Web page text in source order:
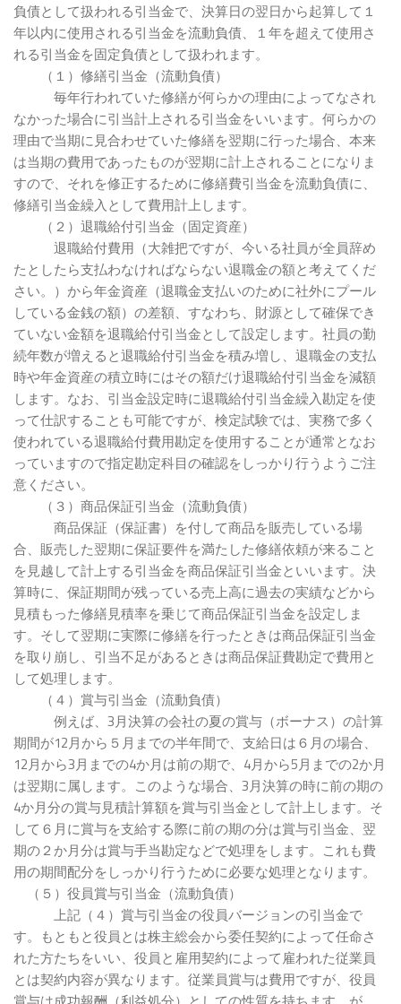
負債として扱われる引当金で、決算日の翌日から起算して１
年以内に使用される引当金を流動負債、１年を超えて使用さ
れる引当金を固定負債として扱われます。
（１）修繕引当金（流動負債）
毎年行われていた修繕が何らかの理由によってなされ
なかった場合に引当計上される引当金をいいます。何らかの
理由で当期に見合わせていた修繕を翌期に行った場合、本来
は当期の費用であったものが翌期に計上されることになりま
すので、それを修正するために修繕費引当金を流動負債に、
修繕引当金繰入として費用計上します。
（２）退職給付引当金（固定資産）
退職給付費用（大雑把ですが、今いる社員が全員辞め
たとしたら支払わなければならない退職金の額と考えてくだ
さい。）から年金資産（退職金支払いのために社外にプール
している金銭の額）の差額、すなわち、財源として確保でき
ていない金額を退職給付引当金として設定します。社員の勤
続年数が増えると退職給付引当金を積み増し、退職金の支払
時や年金資産の積立時にはその額だけ退職給付引当金を減額
します。なお、引当金設定時に退職給付引当金繰入勘定を使
って仕訳することも可能ですが、検定試験では、実務で多く
使われている退職給付費用勘定を使用することが通常となお
っていますので指定勘定科目の確認をしっかり行うようご注
意ください。
（３）商品保証引当金（流動負債）
商品保証（保証書）を付して商品を販売している場
合、販売した翌期に保証要件を満たした修繕依頼が来ること
を見越して計上する引当金を商品保証引当金といいます。決
算時に、保証期間が残っている売上高に過去の実績などから
見積もった修繕見積率を乗じて商品保証引当金を設定しま
す。そして翌期に実際に修繕を行ったときは商品保証引当金
を取り崩し、引当不足があるときは商品保証費勘定で費用と
して処理します。
（４）賞与引当金（流動負債）
例えば、3月決算の会社の夏の賞与（ボーナス）の計算
期間が12月から５月までの半年間で、支給日は６月の場合、
12月から3月までの4か月は前の期で、4月から5月までの2か月
は翌期に属します。このような場合、3月決算の時に前の期の
4か月分の賞与見積計算額を賞与引当金として計上します。そ
して６月に賞与を支給する際に前の期の分は賞与引当金、翌
期の２か月分は賞与手当勘定などで処理をします。これも費
用の期間配分をしっかり行うために必要な処理となります。
（５）役員賞与引当金（流動負債）
上記（４）賞与引当金の役員バージョンの引当金で
す。もともと役員とは株主総会から委任契約によって任命さ
れた方たちをいい、役員と雇用契約によって雇われた従業員
とは契約内容が異なります。従業員賞与は費用ですが、役員